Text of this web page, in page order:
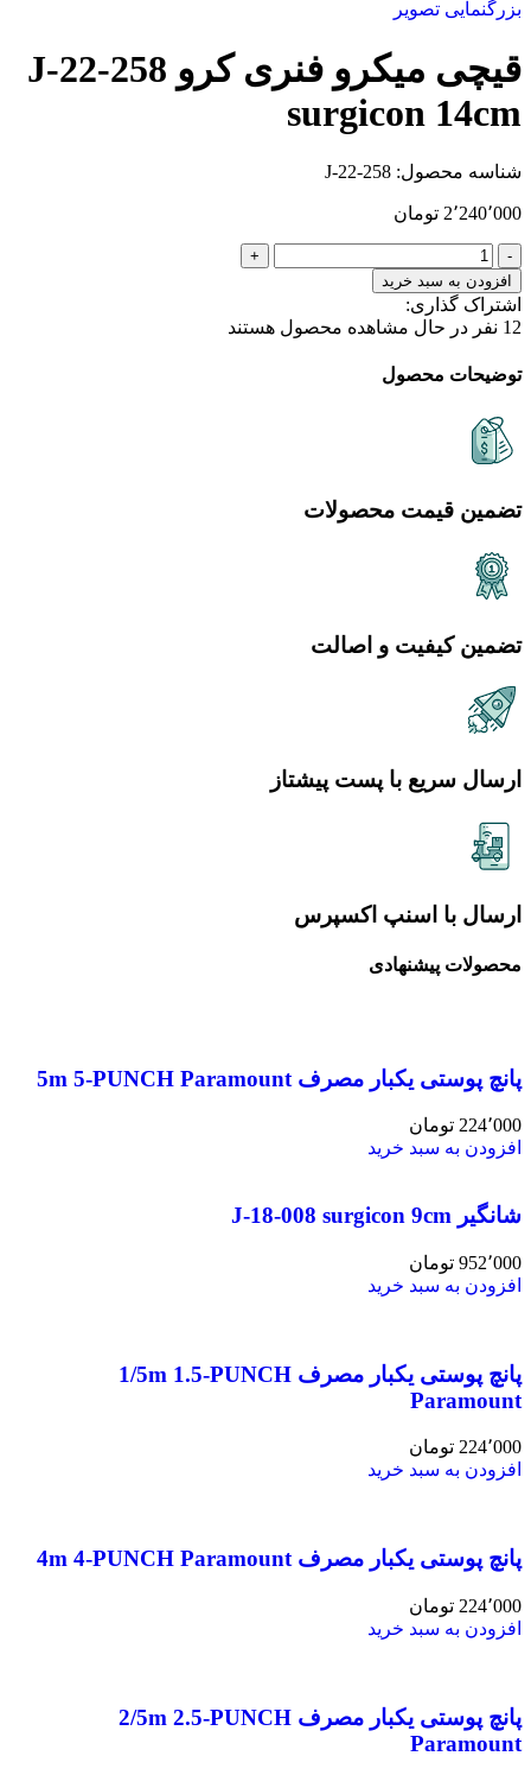
بزرگنمایی تصویر
قیچی میکرو فنری کرو J-22-258
surgicon 14cm
شناسه محصول: J-22-258
2٬240٬000 تومان
افزودن به سبد خرید
اشتراک گذاری:
12 نفر در حال مشاهده محصول هستند
توضیحات محصول
تضمین قیمت محصولات
تضمین کیفیت و اصالت
ارسال سریع با پست پیشتاز
ارسال با اسنپ اکسپرس
محصولات پیشنهادی
پانچ پوستی یکبار مصرف 5m 5-PUNCH Paramount
224٬000 تومان
افزودن به سبد خرید
شانگیر J-18-008 surgicon 9cm
952٬000 تومان
افزودن به سبد خرید
پانچ پوستی یکبار مصرف 1/5m 1.5-PUNCH
Paramount
224٬000 تومان
افزودن به سبد خرید
پانچ پوستی یکبار مصرف 4m 4-PUNCH Paramount
224٬000 تومان
افزودن به سبد خرید
پانچ پوستی یکبار مصرف 2/5m 2.5-PUNCH
Paramount